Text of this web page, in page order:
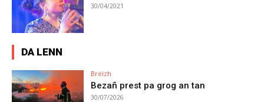
30/04/2021
DA LENN
Breizh
Bezañ prest pa grog an tan
30/07/2026